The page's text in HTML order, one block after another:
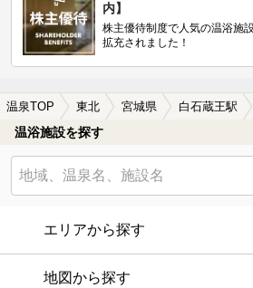
内】
株主優待制度で人気の温浴施
拡充されました！
温泉TOP 東北 宮城県 白石蔵王駅
温浴施設を探す
エリアから探す
地図から探す